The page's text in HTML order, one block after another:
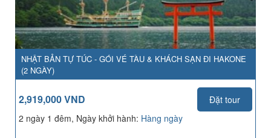
NHẬT BẢN TỰ TÚC - GÓI VÉ TÀU & KHÁCH SẠN ĐI HAKONE
(2 NGÀY)
2,919,000 VND
Đặt tour
2 ngày 1 đêm, Ngày khởi hành: Hàng ngày